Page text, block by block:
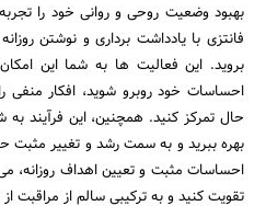
بهبود وضعیت روحی و روانی خود را تجربه
فانتزی با یادداشت برداری و نوشتن
بروید. این فعالیت ها به شما این
احساسات خود روبرو شوید، افکار منفی
حال تمرکز کنید. همچنین، این فرآیند
بهره ببرید و به سمت رشد و تغییر مثبت
احساسات مثبت و تعیین اهداف روزانه،
تقویت کنید و به ترکیبی سالم از مراقبت